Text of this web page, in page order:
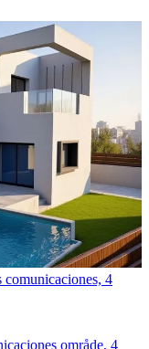
4
område, 4